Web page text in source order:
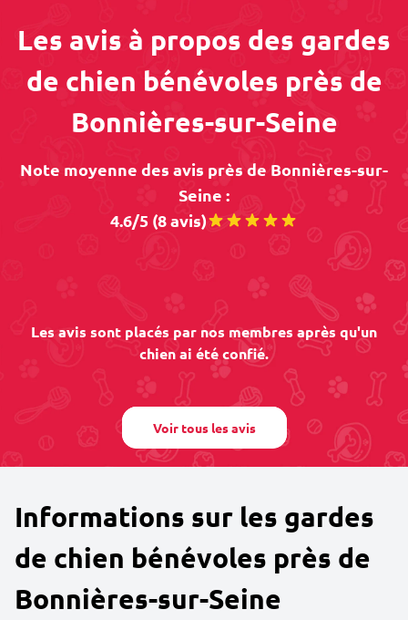
Les avis à propos des gardes
de chien bénévoles près de
Bonnières-sur-Seine
Note moyenne des avis près de Bonnières-sur-
Seine :
4.6/5 (8 avis)
Les avis sont placés par nos membres après qu'un
chien ai été confié.
Voir tous les avis
Informations sur les gardes
de chien bénévoles près de
Bonnières-sur-Seine